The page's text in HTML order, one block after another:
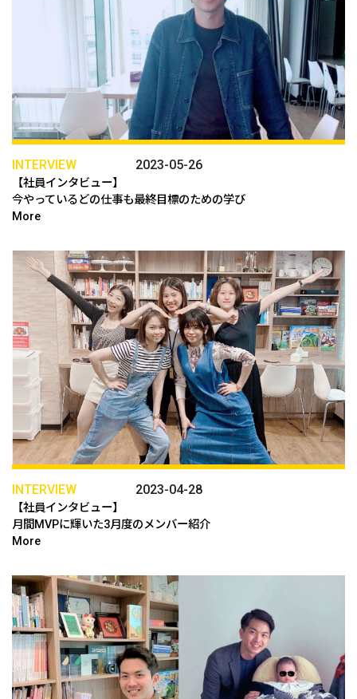
INTERVIEW 2023-05-26
【社員インタビュー】
今やっているどの仕事も最終目標のための学び
More
INTERVIEW 2023-04-28
【社員インタビュー】
月間MVPに輝いた3月度のメンバー紹介
More